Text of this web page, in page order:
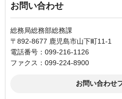
お問い合わせ
総務局総務部総務課
〒892-8677 鹿児島市山下町11-1
電話番号：099-216-1126
ファクス：099-224-8900